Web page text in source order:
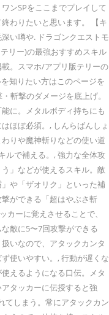
ンSPをここまでプレイして
わりたいと思います。 【キ
い噂や. ドラゴンクエストモ
リー)の最強おすすめスキル
。スマホ/アプリ版テリーの
知りたい方はこのページを
斬撃のダメージを底上げ。
に。メタルボディ持ちにも
ほぼ必須。, しんらばんしょ
りや魔神斬りなどの使い道
ルで補える。, 強力な全体攻
」などが使えるスキル。敵
や「ザオリク」といった補
ができる「超はやぶさ斬
カーに覚えさせることで、
敵に5〜7回攻撃ができる
いなので、アタックカンタ
使いやすい。, 行動が遅くな
えるようになる口伝。メタ
タッカーに伝授すると強
てしまう。常にアタックカン